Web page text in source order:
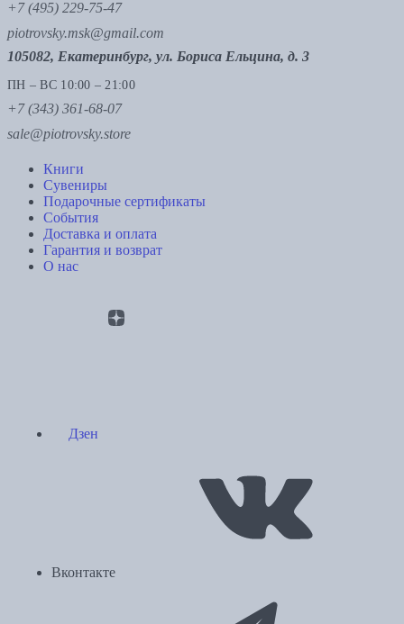
+7 (495) 229-75-47
piotrovsky.msk@gmail.com
105082, Екатеринбург, ул. Бориса Ельцина, д. 3
ПН – ВС 10:00 – 21:00
+7 (343) 361-68-07
sale@piotrovsky.store
Книги
Сувениры
Подарочные сертификаты
События
Доставка и оплата
Гарантия и возврат
О нас
Дзен
Вконтакте